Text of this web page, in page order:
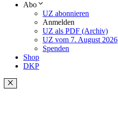
Abo
UZ abonnieren
Anmelden
UZ als PDF (Archiv)
UZ vom 7. August 2026
Spenden
Shop
DKP
Schließen